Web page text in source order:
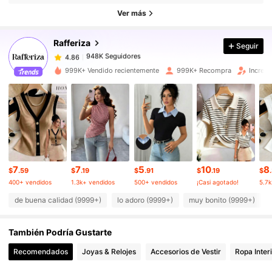
Ver más
Rafferiza
948K Seguidores
4.86
948K Seguidores
p***8 pagó Hace 21 horas
4.86 948K Seguidores
4.86 948K Seguidores
4.86 948K Seguidores
4.86 948K Seguidores
4.86 948K Seguidores
Seguir
999K+ Vendido recientemente 999K+ Recompra
$7.59
400+ vendidos
$7.19
1.3k+ vendidos
$5.91
500+ vendidos
$10.19
¡Casi agotado!
$8
de buena calidad (9999+) lo adoro (9999+) muy bonito (9999+)
También Podría Gustarte
Recomendados Joyas & Relojes Accesorios de Vestir Ropa